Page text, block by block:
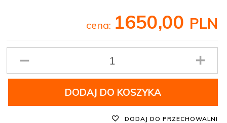
cena: 1650,00 PLN
produktu
DODAJ DO KOSZYKA
DODAJ DO PRZECHOWALNI